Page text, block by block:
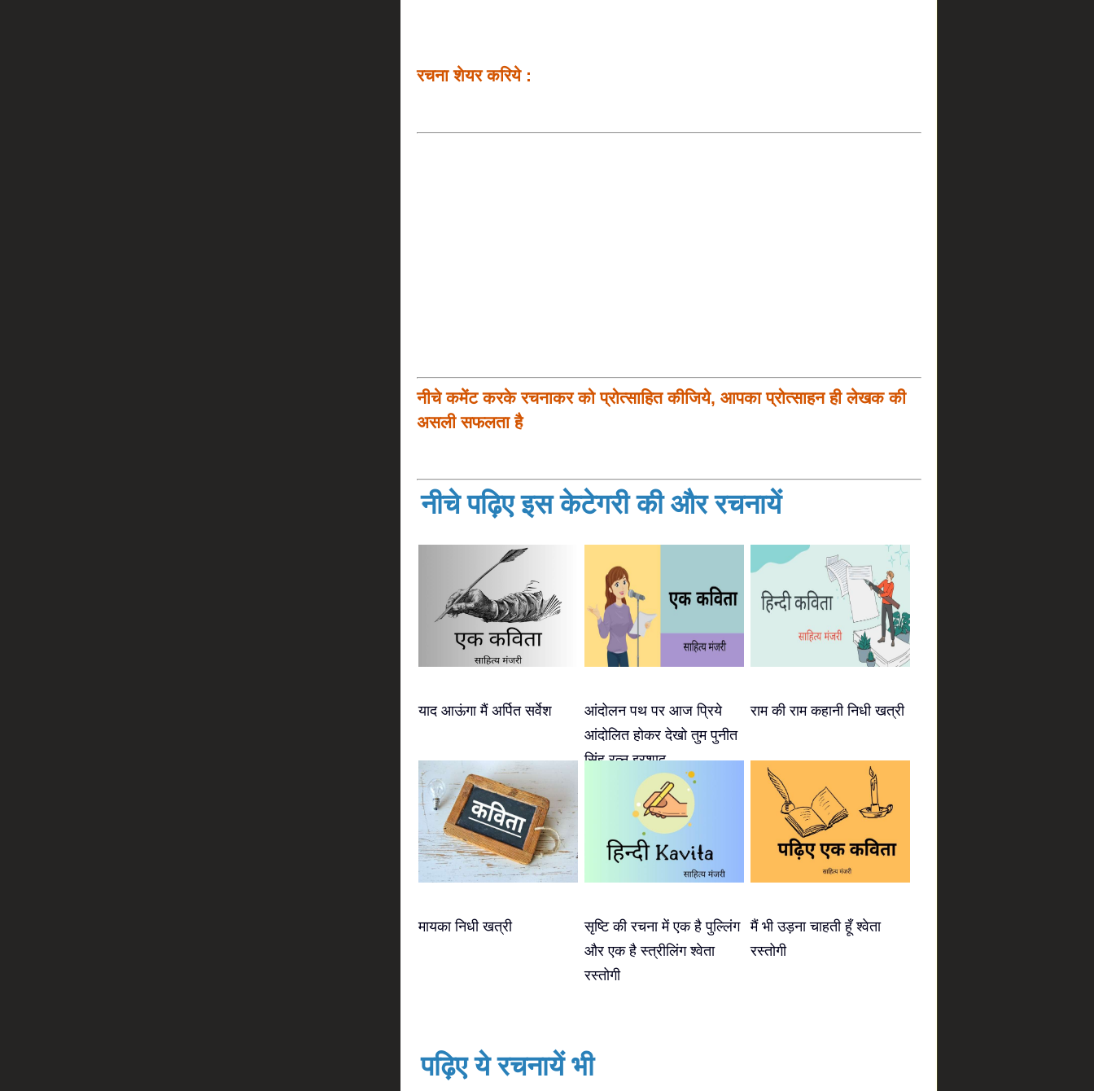
रचना शेयर करिये :
नीचे कमेंट करके रचनाकर को प्रोत्साहित कीजिये, आपका प्रोत्साहन ही लेखक की
असली सफलता है
नीचे पढ़िए इस केटेगरी की और रचनायें
याद आऊंगा मैं अर्पित सर्वेश
आंदोलन पथ पर आज प्रिये
आंदोलित होकर देखो तुम पुनीत
सिंह रत्नु इरशाद
राम की राम कहानी निधी खत्री
मायका निधी खत्री
सृष्टि की रचना में एक है पुल्लिंग
और एक है स्त्रीलिंग श्वेता
रस्तोगी
मैं भी उड़ना चाहती हूँ श्वेता
रस्तोगी
पढ़िए ये रचनायें भी